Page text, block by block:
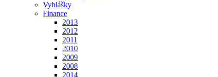
Vyhlášky
Finance
2013
2012
2011
2010
2009
2008
2014